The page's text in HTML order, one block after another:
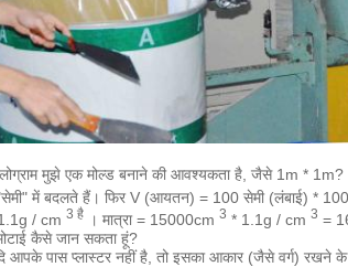
मुझे एक मोल्ड बनाने की आवश्यकता है, जैसे 1m * 1m?
में बदलते हैं। फिर V (आयतन) = 100 सेमी (लंबाई) * 100
/ cm 3 है । मात्रा = 15000cm 3 * 1.1g / cm 3 =
कैसे जान सकता हूं?
आपके पास प्लास्टर नहीं है, तो इसका आकार (जैसे वर्ग) रखने